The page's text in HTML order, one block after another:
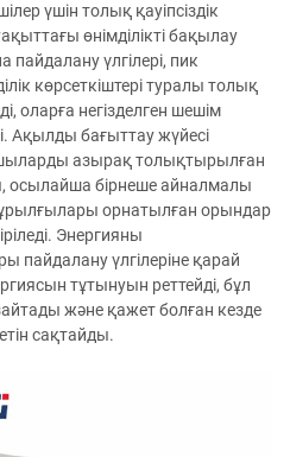
үшін толық қауіпсіздік
өнімділікті бақылау
үлгілері, пик
көрсеткіштері туралы толық
оларға негізделген шешім
Ақылды бағыттау жүйесі
азырақ толықтырылған
осылайша бірнеше айналмалы
орнатылған орындар
Энергияны
пайдалану үлгілеріне қарай
тұтынуын реттейді, бұл
және қажет болған кезде
сақтайды.